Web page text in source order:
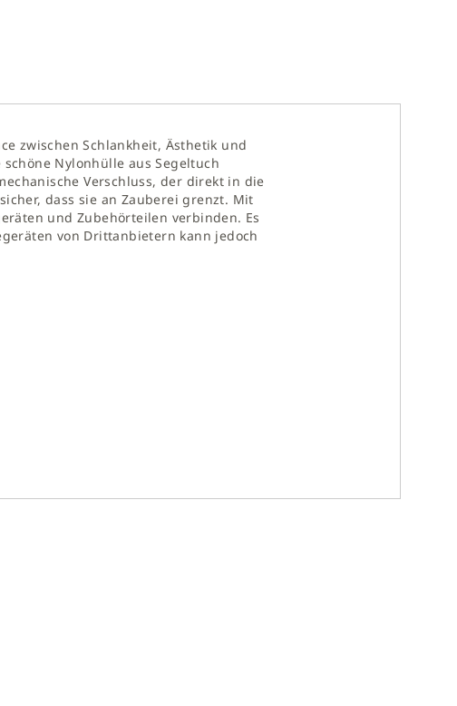
zwischen Schlankheit, Ästhetik und
Nylonhülle aus Segeltuch
Verschluss, der direkt in die
dass sie an Zauberei grenzt. Mit
und Zubehörteilen verbinden. Es
von Drittanbietern kann jedoch